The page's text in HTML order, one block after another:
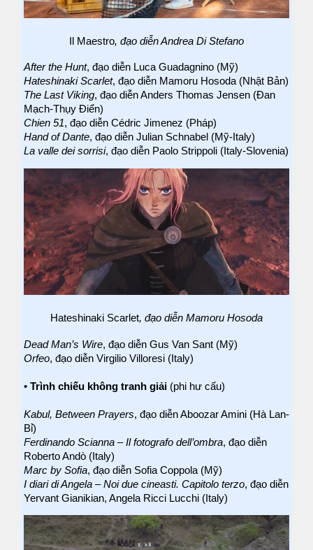
Il Maestro, đạo diễn Andrea Di Stefano
After the Hunt, đạo diễn Luca Guadagnino (Mỹ)
Hateshinaki Scarlet, đạo diễn Mamoru Hosoda (Nhật Bản)
The Last Viking, đạo diễn Anders Thomas Jensen (Đan
Mạch-Thụy Điển)
Chien 51, đạo diễn Cédric Jimenez (Pháp)
Hand of Dante, đạo diễn Julian Schnabel (Mỹ-Italy)
La valle dei sorrisi, đạo diễn Paolo Strippoli (Italy-Slovenia)
Hateshinaki Scarlet, đạo diễn Mamoru Hosoda
Dead Man’s Wire, đạo diễn Gus Van Sant (Mỹ)
Orfeo, đạo diễn Virgilio Villoresi (Italy)
• Trình chiếu không tranh giải (phi hư cấu)
Kabul, Between Prayers, đạo diễn Aboozar Amini (Hà Lan-
Bỉ)
Ferdinando Scianna – Il fotografo dell’ombra, đạo diễn
Roberto Andò (Italy)
Marc by Sofia, đạo diễn Sofia Coppola (Mỹ)
I diari di Angela – Noi due cineasti. Capitolo terzo, đạo diễn
Yervant Gianikian, Angela Ricci Lucchi (Italy)